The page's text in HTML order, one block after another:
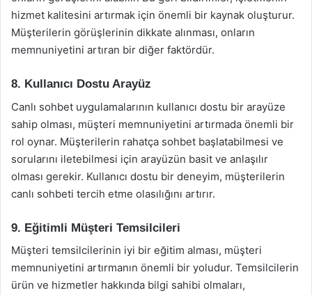
hizmet kalitesini artırmak için önemli bir kaynak oluşturur.
Müşterilerin görüşlerinin dikkate alınması, onların
memnuniyetini artıran bir diğer faktördür.
8. Kullanıcı Dostu Arayüz
Canlı sohbet uygulamalarının kullanıcı dostu bir arayüze
sahip olması, müşteri memnuniyetini artırmada önemli bir
rol oynar. Müşterilerin rahatça sohbet başlatabilmesi ve
sorularını iletebilmesi için arayüzün basit ve anlaşılır
olması gerekir. Kullanıcı dostu bir deneyim, müşterilerin
canlı sohbeti tercih etme olasılığını artırır.
9. Eğitimli Müşteri Temsilcileri
Müşteri temsilcilerinin iyi bir eğitim alması, müşteri
memnuniyetini artırmanın önemli bir yoludur. Temsilcilerin
ürün ve hizmetler hakkında bilgi sahibi olmaları,